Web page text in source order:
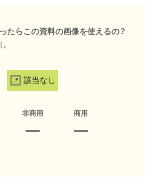
たらこの資料の画像を使えるの？
該当なし
非商用 商用